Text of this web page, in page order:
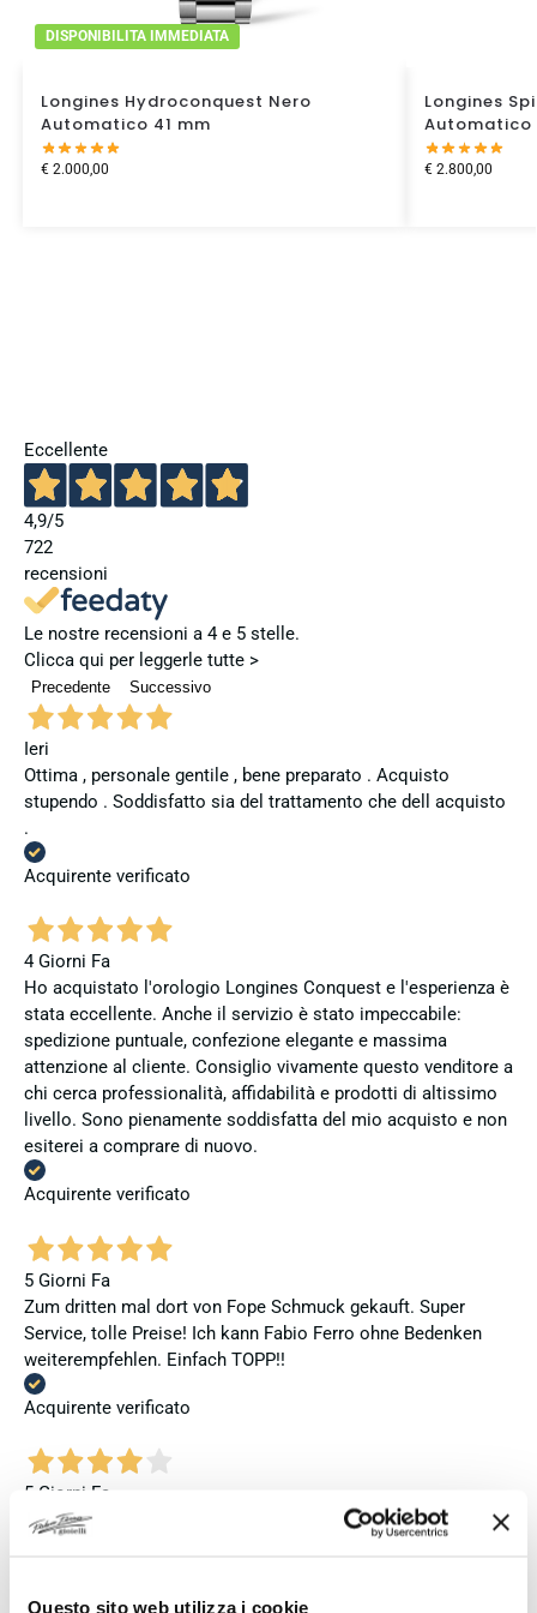
Questo sito web utilizza i cookie
DISPONIBILITA IMMEDIATA
Longines Hydroconquest Nero
Automatico 41 mm
€2.000,00
Longines
Automatico
€2.800,00
Eccellente
4,9/5
722
recensioni
Le nostre recensioni a 4 e 5 stelle.
Clicca qui per leggerle tutte >
Precedente Successivo
Ieri
Ottima , personale gentile , bene preparato . Acquisto
stupendo . Soddisfatto sia del trattamento che dell acquisto
.
Acquirente verificato
4 Giorni Fa
Ho acquistato l'orologio Longines Conquest e l'esperienza è
stata eccellente. Anche il servizio è stato impeccabile:
spedizione puntuale, confezione elegante e massima
attenzione al cliente. Consiglio vivamente questo venditore a
chi cerca professionalità, affidabilità e prodotti di altissimo
livello. Sono pienamente soddisfatta del mio acquisto e non
esiterei a comprare di nuovo.
Acquirente verificato
5 Giorni Fa
Zum dritten mal dort von Fope Schmuck gekauft. Super
Service, tolle Preise! Ich kann Fabio Ferro ohne Bedenken
weiterempfehlen. Einfach TOPP!!
Acquirente verificato
5 Giorni Fa
Ich bin insgesamt mit meinem Kauf zufrieden. Die Uhr ist
neu, original und funktioniert einwandfrei. Besonders positiv
vollständig ausgefüllten und abgestempelten internationalen